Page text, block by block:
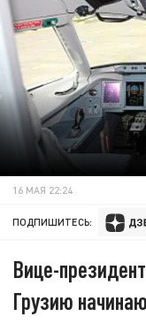
16 МАЯ 22:24
ПОДПИШИТЕСЬ:
Вице-
Грузию